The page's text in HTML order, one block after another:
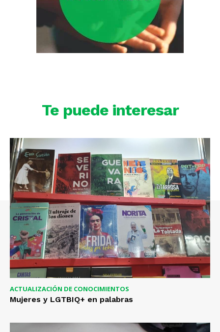
Te puede interesar
ACTUALIZACIÓN DE CONOCIMIENTOS
Mujeres y LGTBIQ+ en palabras